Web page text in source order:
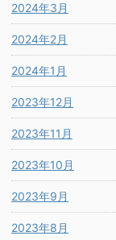
2024年3月
2024年2月
2024年1月
2023年12月
2023年11月
2023年10月
2023年9月
2023年8月